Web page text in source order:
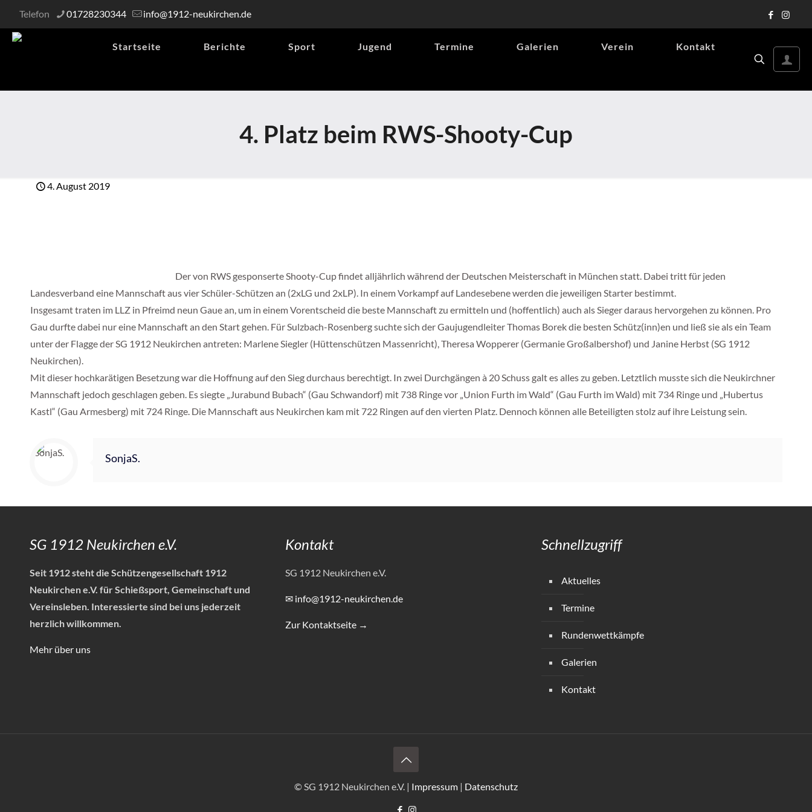
Telefon 01728230344 info@1912-neukirchen.de
Startseite Berichte Sport Jugend Termine Galerien Verein Kontakt
4. Platz beim RWS-Shooty-Cup
4. August 2019
Der von RWS gesponserte Shooty-Cup findet alljährlich während der Deutschen Meisterschaft in München statt. Dabei tritt für jeden
Landesverband eine Mannschaft aus vier Schüler-Schützen an (2xLG und 2xLP). In einem Vorkampf auf Landesebene werden die jeweiligen Starter bestimmt.
Insgesamt traten im LLZ in Pfreimd neun Gaue an, um in einem Vorentscheid die beste Mannschaft zu ermitteln und (hoffentlich) auch als Sieger daraus hervorgehen zu können. Pro
Gau durfte dabei nur eine Mannschaft an den Start gehen. Für Sulzbach-Rosenberg suchte sich der Gaujugendleiter Thomas Borek die besten Schütz(inn)en und ließ sie als ein Team
unter der Flagge der SG 1912 Neukirchen antreten: Marlene Siegler (Hüttenschützen Massenricht), Theresa Wopperer (Germanie Großalbershof) und Janine Herbst (SG 1912
Neukirchen).
Mit dieser hochkarätigen Besetzung war die Hoffnung auf den Sieg durchaus berechtigt. In zwei Durchgängen à 20 Schuss galt es alles zu geben. Letztlich musste sich die Neukirchner
Mannschaft jedoch geschlagen geben. Es siegte „Jurabund Bubach“ (Gau Schwandorf) mit 738 Ringe vor „Union Furth im Wald“ (Gau Furth im Wald) mit 734 Ringe und „Hubertus
Kastl“ (Gau Armesberg) mit 724 Ringe. Die Mannschaft aus Neukirchen kam mit 722 Ringen auf den vierten Platz. Dennoch können alle Beteiligten stolz auf ihre Leistung sein.
SonjaS.
SG 1912 Neukirchen e.V.
Seit 1912 steht die Schützengesellschaft 1912
Neukirchen e.V. für Schießsport, Gemeinschaft und
Vereinsleben. Interessierte sind bei uns jederzeit
herzlich willkommen.
Mehr über uns
Kontakt
SG 1912 Neukirchen e.V.
✉ info@1912-neukirchen.de
Zur Kontaktseite →
Schnellzugriff
Aktuelles
Termine
Rundenwettkämpfe
Galerien
Kontakt
© SG 1912 Neukirchen e.V. | Impressum | Datenschutz